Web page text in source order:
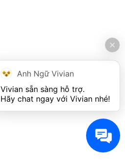
Anh Ngữ Vivian
Vivian sẵn sàng hỗ trợ.
Hãy chat ngay với Vivian nhé!